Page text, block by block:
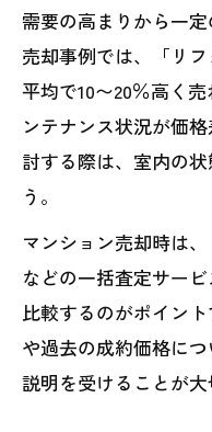
需要の高まりから一
売却事例では、「リ
平均で10〜20％高く
ンテナンス状況が価
討する際は、室内の
う。
マンション売却時は
などの一括査定サー
比較するのがポイン
や過去の成約価格に
説明を受けることが大